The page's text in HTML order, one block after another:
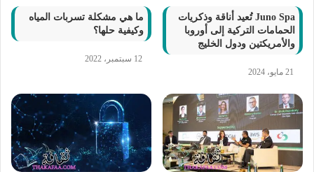
Juno Spa تُعيد أناقة وذكريات
الحمامات التركية إلى أوروبا
والأمريكتين ودول الخليج
21 مايو، 2024
ما هي مشكلة تسربات المياه
وكيفية حلها؟
12 سبتمبر، 2022